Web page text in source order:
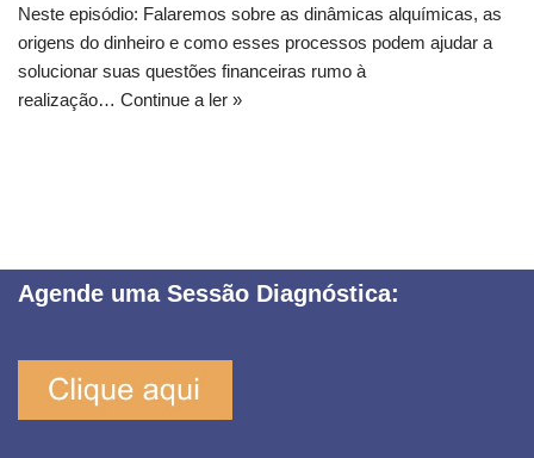
Neste episódio: Falaremos sobre as dinâmicas alquímicas, as
origens do dinheiro e como esses processos podem ajudar a
solucionar suas questões financeiras rumo à
realização… Continue a ler »
Agende uma Sessão Diagnóstica: